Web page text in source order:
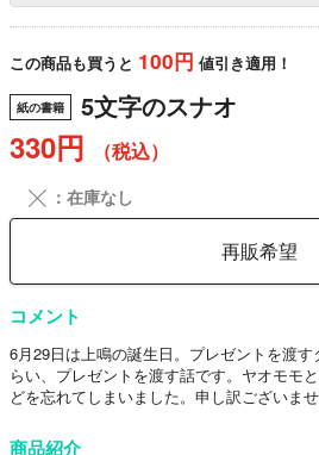
この商品も買うと 100円 値引き適用！
紙の書籍 5文字のスナオ
330円 （税込）
╳ ：在庫なし
再販希望
コメント
6月29日は上鳴の誕生日。プレゼントを渡
らい、プレゼントを渡す話です。ヤオモモ
どを忘れてしまいました。申し訳ございませ
商品紹介